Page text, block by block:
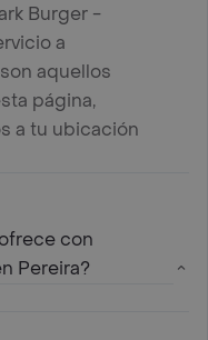
Burger -
a
aquellos
página,
a tu ubicación
con
Pereira?